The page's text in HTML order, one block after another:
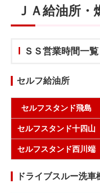
ＪＡ給油所・
ＳＳ営業時間一覧
セルフ給油所
セルフスタンド飛島
セルフスタンド十四山
セルフスタンド西川端
ドライブスルー洗車